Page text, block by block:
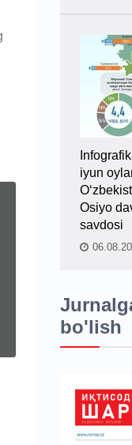
iyun
Osiyo
savdosi
bo'lish